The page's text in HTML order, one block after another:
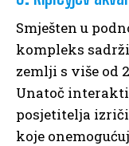
Smješten u
kompleks
zemlji s više od
Unatoč
posjetitelja
koje